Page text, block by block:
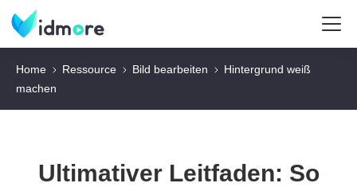
Home Ressource Bild bearbeiten
Hintergrund weiß
machen
Ultimativer Leitfaden: So